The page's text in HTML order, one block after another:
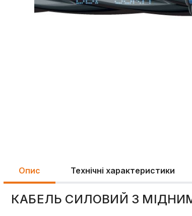
Опис Технічні характеристики
КАБЕЛЬ СИЛОВИЙ З